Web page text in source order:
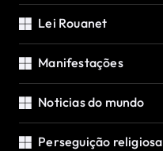
Lei Rouanet
Manifestações
Noticias do mundo
Perseguição religiosa